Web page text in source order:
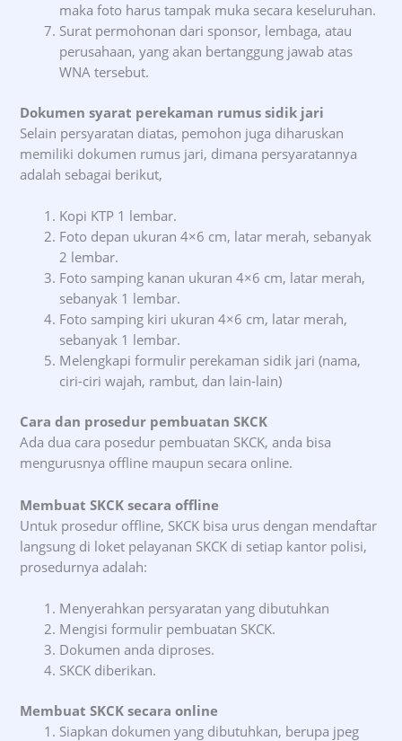
maka foto harus tampak muka secara keseluruhan.
Surat permohonan dari sponsor, lembaga, atau
perusahaan, yang akan bertanggung jawab atas
WNA tersebut.
Dokumen syarat perekaman rumus sidik jari
Selain persyaratan diatas, pemohon juga diharuskan
memiliki dokumen rumus jari, dimana persyaratannya
adalah sebagai berikut,
Kopi KTP 1 lembar.
Foto depan ukuran 4×6 cm, latar merah, sebanyak
2 lembar.
Foto samping kanan ukuran 4×6 cm, latar merah,
sebanyak 1 lembar.
Foto samping kiri ukuran 4×6 cm, latar merah,
sebanyak 1 lembar.
Melengkapi formulir perekaman sidik jari (nama,
ciri-ciri wajah, rambut, dan lain-lain)
Cara dan prosedur pembuatan SKCK
Ada dua cara posedur pembuatan SKCK, anda bisa
mengurusnya offline maupun secara online.
Membuat SKCK secara offline
Untuk prosedur offline, SKCK bisa urus dengan mendaftar
langsung di loket pelayanan SKCK di setiap kantor polisi,
prosedurnya adalah:
Menyerahkan persyaratan yang dibutuhkan
Mengisi formulir pembuatan SKCK.
Dokumen anda diproses.
SKCK diberikan.
Membuat SKCK secara online
Siapkan dokumen yang dibutuhkan, berupa jpeg